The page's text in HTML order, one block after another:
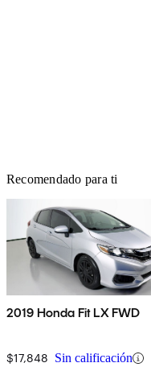
Recomendado para ti
2019 Honda Fit LX FWD
$17,848 Sin calificación